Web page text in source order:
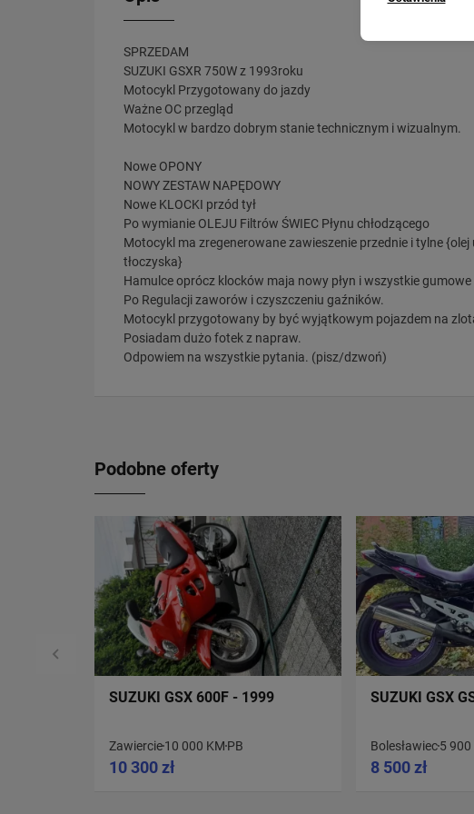
SPRZEDAM
SUZUKI GSXR 750W z 1993roku
Motocykl Przygotowany do jazdy
Ważne OC przegląd
Motocykl w bardzo dobrym stanie technicznym i wizualnym.
Nowe OPONY
NOWY ZESTAW NAPĘDOWY
Nowe KLOCKI przód tył
Po wymianie OLEJU Filtrów ŚWIEC Płynu chłodzącego
Motocykl ma zregenerowane zawieszenie przednie i tylne
tłoczyska}
Hamulce oprócz klocków maja nowy płyn i wszystkie gumowe
Po Regulacji zaworów i czyszczeniu gaźników.
Motocykl przygotowany by być wyjątkowym pojazdem na
Posiadam dużo fotek z napraw.
Odpowiem na wszystkie pytania. (pisz/dzwoń)
Podobne oferty
SUZUKI GSX 600F - 1999
Zawiercie10 000 KM PB
10 300 zł
SUZUKI GSX
Bolesławiec5 900
8 500 zł